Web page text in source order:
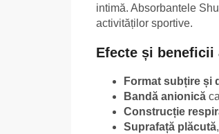
intimă. Absorbantele
activităților sportive.
Efecte și beneficii
Format subțire și
Bandă anionică
Construcție
Suprafață plăcută